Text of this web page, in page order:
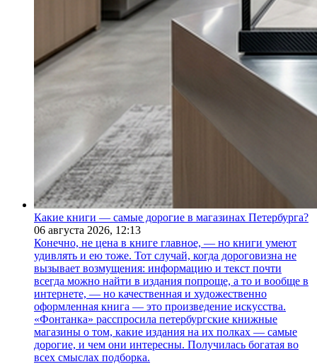
Какие книги — самые дорогие в магазинах Петербурга?
06 августа 2026, 12:13
Конечно, не цена в книге главное, — но книги умеют
удивлять и ею тоже. Тот случай, когда дороговизна не
вызывает возмущения: информацию и текст почти
всегда можно найти в издания попроще, а то и вообще в
интернете, — но качественная и художественно
оформленная книга — это произведение искусства.
«Фонтанка» расспросила петербургские книжные
магазины о том, какие издания на их полках — самые
дорогие, и чем они интересны. Получилась богатая во
всех смыслах подборка.